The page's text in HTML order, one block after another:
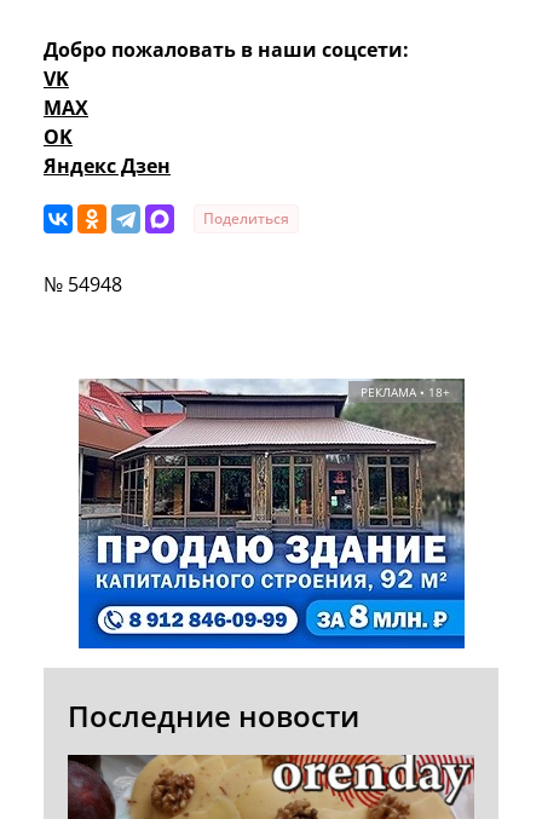
Добро пожаловать в наши соцсети:
VK
MAX
OK
Яндекс Дзен
Поделиться
№ 54948
РЕКЛАМА • 18+
Последние новости